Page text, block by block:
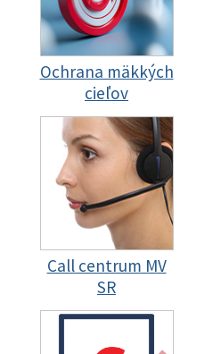
Ochrana mäkkých
cieľov
Call centrum MV
SR